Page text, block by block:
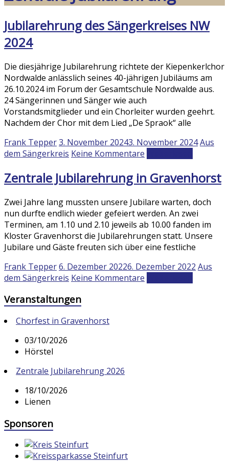
Jubilarehrung des Sängerkreises NW
2024
Die diesjährige Jubilarehrung richtete der Kiepenkerlchor
Nordwalde anlässlich seines 40-jährigen Jubiläums am
26.10.2024 im Forum der Gesamtschule Nordwalde aus.
24 Sängerinnen und Sänger wie auch
Vorstandsmitglieder und ein Chorleiter wurden geehrt.
Nachdem der Chor mit dem Lied „De Spraok“ alle
Frank Tepper3. November 20243. November 2024Aus
dem Sängerkreis Keine Kommentare
Zentrale Jubilarehrung in Gravenhorst
Zwei Jahre lang mussten unsere Jubilare warten, doch
nun durfte endlich wieder gefeiert werden. An zwei
Terminen, am 1.10 und 2.10 jeweils ab 10.00 fanden im
Kloster Gravenhorst die Jubilarehrungen statt. Unsere
Jubilare und Gäste freuten sich über eine festliche
Frank Tepper6. Dezember 20226. Dezember 2022 Aus
dem Sängerkreis Keine Kommentare
Veranstaltungen
Chorfest in Gravenhorst
03/10/2026
Hörstel
Zentrale Jubilarehrung 2026
18/10/2026
Lienen
Sponsoren